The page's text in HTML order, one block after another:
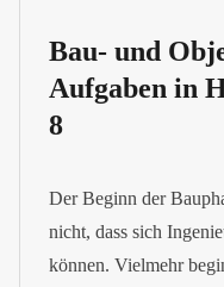
Bau- und
Aufgaben in
8
Der Beginn der
nicht, dass sich
können. Vielmehr